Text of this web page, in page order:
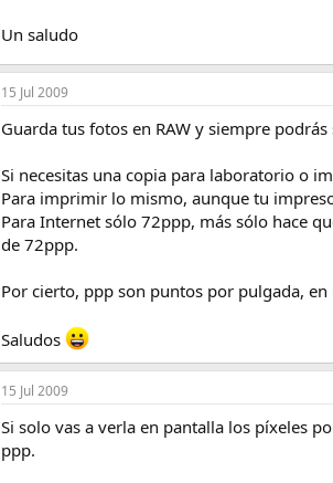
Un saludo
15 Jul 2009
Guarda tus fotos en RAW y siempre
Si necesitas una copia para laboratorio o
Para imprimir lo mismo, aunque tu
Para Internet sólo 72ppp, más sólo hace
de 72ppp.
Por cierto, ppp son puntos por pulgada,
Saludos
15 Jul 2009
Si solo vas a verla en pantalla los píxeles
ppp.